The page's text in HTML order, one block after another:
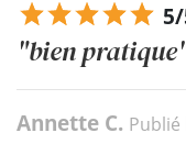
"bien
Annette C. Publié